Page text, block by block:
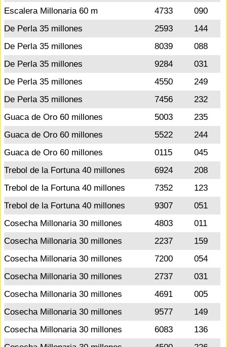
Escalera Millonaria 60 m
4733
090
De Perla 35 millones
2593
144
De Perla 35 millones
8039
088
De Perla 35 millones
9284
031
De Perla 35 millones
4550
249
De Perla 35 millones
7456
232
Guaca de Oro 60 millones
5003
235
Guaca de Oro 60 millones
5522
244
Guaca de Oro 60 millones
0115
045
Trebol de la Fortuna 40 millones
6924
208
Trebol de la Fortuna 40 millones
7352
123
Trebol de la Fortuna 40 millones
9307
051
Cosecha Millonaria 30 millones
4803
011
Cosecha Millonaria 30 millones
2237
159
Cosecha Millonaria 30 millones
7200
054
Cosecha Millonaria 30 millones
2737
031
Cosecha Millonaria 30 millones
4691
005
Cosecha Millonaria 30 millones
9577
149
Cosecha Millonaria 30 millones
6083
136